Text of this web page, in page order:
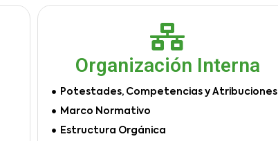
Organización Interna
Potestades, Competencias y Atribuciones
Marco Normativo
Estructura Orgánica